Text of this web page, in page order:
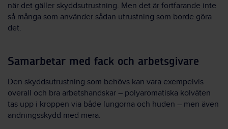
när det gäller skyddsutrustning. Men det är fortfarande inte
så många som använder sådan utrustning som borde göra
det.
Samarbetar med fack och arbetsgivare
Den skyddsutrustning som behövs kan vara exempelvis
overall och bra arbetshandskar – polyaromatiska kolväten
tas upp i kroppen via både lungorna och huden – men även
andningsskydd med mera.